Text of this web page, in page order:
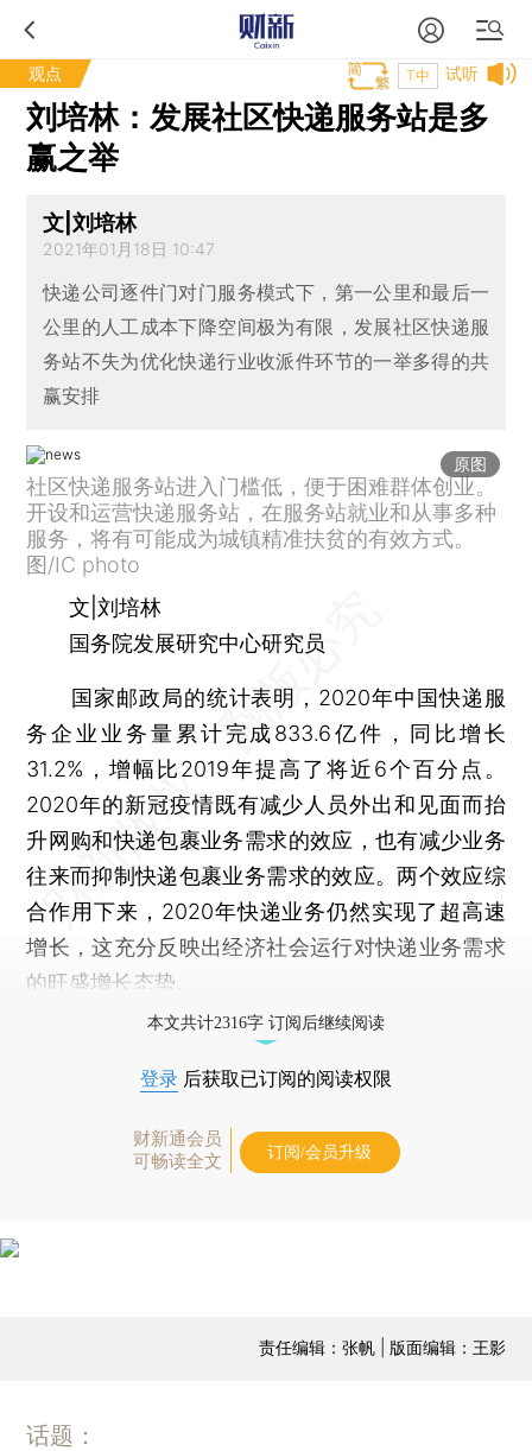
观点 试听
T中
刘培林：发展社区快递服务站是多
赢之举
文|刘培林
2021年01月18日 10:47
快递公司逐件门对门服务模式下，第一公里和最后一
公里的人工成本下降空间极为有限，发展社区快递服
务站不失为优化快递行业收派件环节的一举多得的共
赢安排
原图
社区快递服务站进入门槛低，便于困难群体创业。
开设和运营快递服务站，在服务站就业和从事多种
服务，将有可能成为城镇精准扶贫的有效方式。
图/IC photo
文|刘培林
国务院发展研究中心研究员
国家邮政局的统计表明，2020年中国快递服
务企业业务量累计完成833.6亿件，同比增长
31.2%，增幅比2019年提高了将近6个百分点。
2020年的新冠疫情既有减少人员外出和见面而抬
升网购和快递包裹业务需求的效应，也有减少业务
往来而抑制快递包裹业务需求的效应。两个效应综
合作用下来，2020年快递业务仍然实现了超高速
增长，这充分反映出经济社会运行对快递业务需求
的旺盛增长态势。
本文共计2316字 订阅后继续阅读
登录 后获取已订阅的阅读权限
财新通会员
可畅读全文
订阅/会员升级
责任编辑：张帆 | 版面编辑：王影
话题：